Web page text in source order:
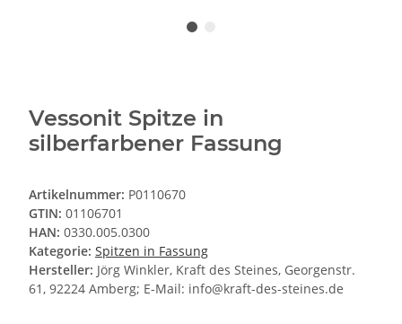
Vessonit Spitze in
silberfarbener Fassung
Artikelnummer: P0110670
GTIN: 01106701
HAN: 0330.005.0300
Kategorie: Spitzen in Fassung
Hersteller: Jörg Winkler, Kraft des Steines, Georgenstr.
61, 92224 Amberg; E-Mail: info@kraft-des-steines.de